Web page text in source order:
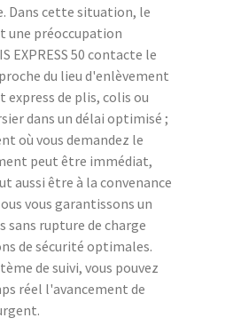
Dans cette situation, le
une préoccupation
EXPRESS 50 contacte le
du lieu d'enlèvement
de plis, colis ou
dans un délai optimisé ;
où vous demandez le
peut être immédiat,
aussi être à la convenance
vous garantissons un
sans rupture de charge
de sécurité optimales.
de suivi, vous pouvez
réel l'avancement de